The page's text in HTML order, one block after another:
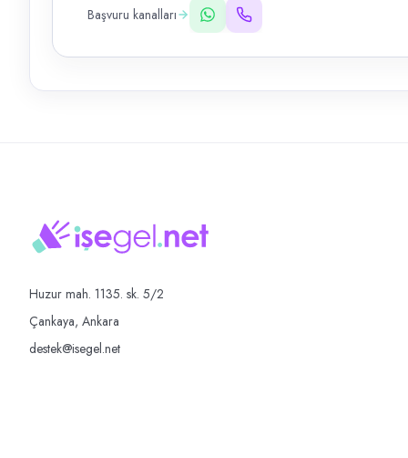
Başvuru kanalları
Huzur mah. 1135. sk. 5/2
Çankaya, Ankara
destek@isegel.net